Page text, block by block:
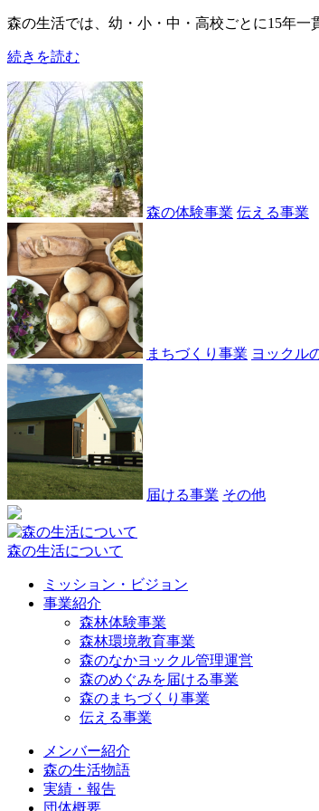
森の生活では、幼・小・中・高校ごとに15年
続きを読む
森の体験事業 伝える事業
まちづくり事業 ヨックル
届ける事業 その他
森の生活について
ミッション・ビジョン
事業紹介
森林体験事業
森林環境教育事業
森のなかヨックル管理運営
森のめぐみを届ける事業
森のまちづくり事業
伝える事業
メンバー紹介
森の生活物語
実績・報告
団体概要